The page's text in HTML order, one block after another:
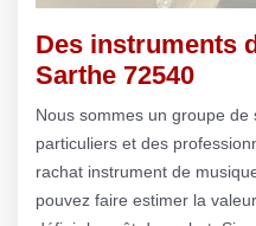
Des instruments
Sarthe 72540
Nous sommes un groupe
particuliers et des
rachat instrument de
pouvez faire estimer la